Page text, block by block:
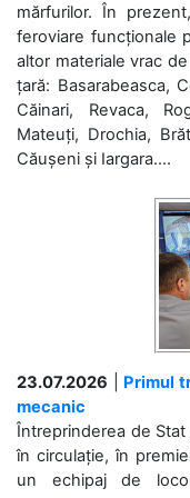
mărfurilor. În
feroviare funcționale
altor materiale vrac
țară: Basarabeasca,
Căinari, Revaca,
Mateuți, Drochia,
Căușeni și Iargara....
23.07.2026
Primul
mecanic
Întreprinderea de Stat
în circulație, în
un echipaj de